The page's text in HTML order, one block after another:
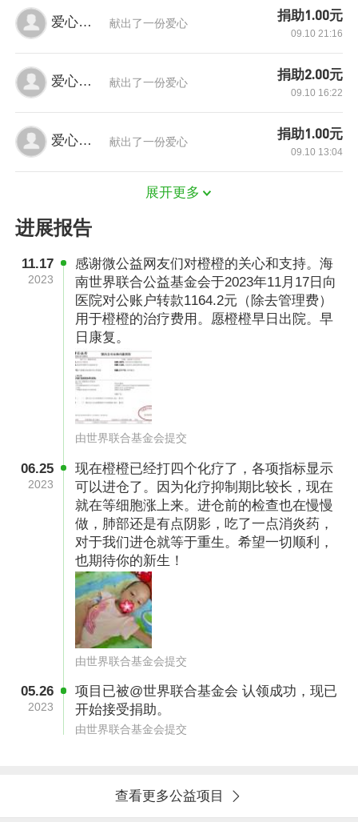
“本该在学校欢乐跳舞唱歌的年纪，却要在医院这
日日在病房看着孩子受罪伤心难过！”夫妻俩对于
白血病的认知还是从影视剧当中，而今，当电视
剧成为现实，自己成为主角，二人才深切体会到
其中的绝望和无助。
没有等夫妻二人的心情完全平复，橙橙便换上了
病号服开始了与病魔的持久战。根据医生给出的
治疗方案，橙橙前期要进行化疗治疗，随后进行
“妈妈，我不要打针，疼……” “妈妈，我想回家我
乖巧可爱的女儿被病痛折磨得奄奄一息，每次骨
爱心网友 献出了一份爱心
捐助1.00元
09.10 21:16
爱心网友 献出了一份爱心
捐助2.00元
09.10 16:22
爱心网友 献出了一份爱心
捐助1.00元
09.10 13:04
展开更多
进展报告
11.17
2023
感谢微公益网友们对橙橙的关心和支持。海
南世界联合公益基金会于2023年11月17日向
医院对公账户转款1164.2元（除去管理费）
用于橙橙的治疗费用。愿橙橙早日出院。早
日康复。
由世界联合基金会提交
06.25
2023
现在橙橙已经打四个化疗了，各项指标显示
可以进仓了。因为化疗抑制期比较长，现在
就在等细胞涨上来。进仓前的检查也在慢慢
做，肺部还是有点阴影，吃了一点消炎药，
对于我们进仓就等于重生。希望一切顺利，
也期待你的新生！
由世界联合基金会提交
05.26
2023
项目已被@世界联合基金会 认领成功，现已
开始接受捐助。
由世界联合基金会提交
查看更多公益项目